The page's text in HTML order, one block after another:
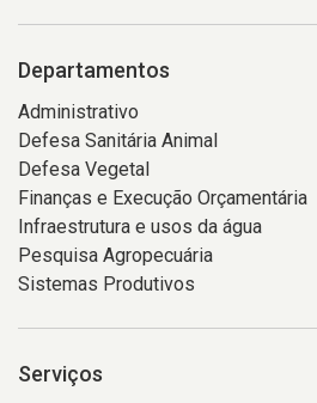
Departamentos
Administrativo
Defesa Sanitária Animal
Defesa Vegetal
Finanças e Execução Orçamentária
Infraestrutura e usos da água
Pesquisa Agropecuária
Sistemas Produtivos
Serviços